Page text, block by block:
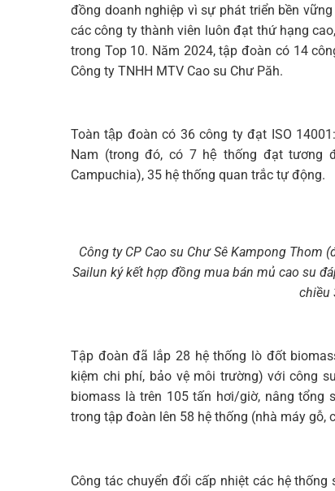
đồng doanh nghiệp vì sự phát triển bền
các công ty thành viên luôn đạt thứ hạng
trong Top 10. Năm 2024, tập đoàn có 14
Công ty TNHH MTV Cao su Chư Păh.
Toàn tập đoàn có 36 công ty đạt ISO
Nam (trong đó, có 7 hệ thống đạt tương
Campuchia), 35 hệ thống quan trắc tự động.
Công ty CP Cao su Chư Sê Kampong Thom
Sailun ký kết hợp đồng mua bán mủ cao su
chiều
Tập đoàn đã lắp 28 hệ thống lò đốt
kiệm chi phí, bảo vệ môi trường) với công
biomass là trên 105 tấn hơi/giờ, nâng tổng
trong tập đoàn lên 58 hệ thống (nhà máy gỗ,
Công tác chuyển đổi cấp nhiệt các hệ